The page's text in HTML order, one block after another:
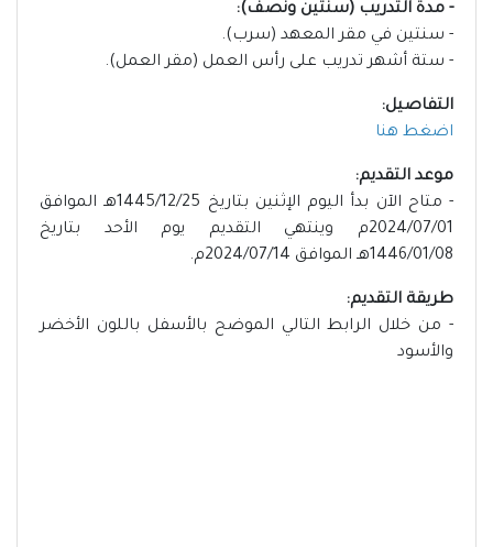
- مدة التدريب (سنتين ونصف):
- سنتين في مقر المعهد (سرب).
- ستة أشهر تدريب على رأس العمل (مقر العمل).
التفاصيل:
اضغط هنا
موعد التقديم:
- متاح الآن بدأ اليوم الإثنين بتاريخ 1445/12/25هـ الموافق
2024/07/01م وينتهي التقديم يوم الأحد بتاريخ
1446/01/08هـ الموافق 2024/07/14م.
طريقة التقديم:
- من خلال الرابط التالي الموضح بالأسفل باللون الأخضر
والأسود